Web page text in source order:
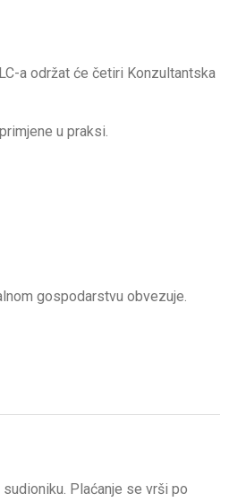
a održat će četiri Konzultantska
u praksi.
gospodarstvu obvezuje.
Plaćanje se vrši po